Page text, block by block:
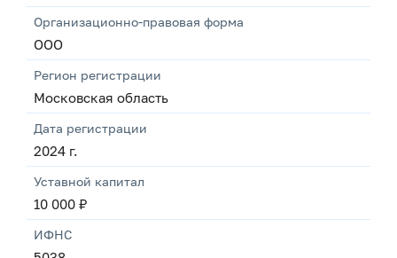
Организационно-правовая форма
ООО
Регион регистрации
Московская область
Дата регистрации
2024 г.
Уставной капитал
10 000 ₽
ИФНС